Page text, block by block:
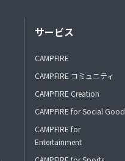
サービス
CAMPFIRE
CAMPFIRE コミュニティ
CAMPFIRE Creation
CAMPFIRE for Social Good
CAMPFIRE for
Entertainment